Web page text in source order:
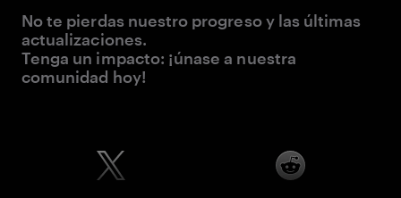
No te pierdas nuestro progreso y las últimas
actualizaciones.
Tenga un impacto: ¡únase a nuestra
comunidad hoy!